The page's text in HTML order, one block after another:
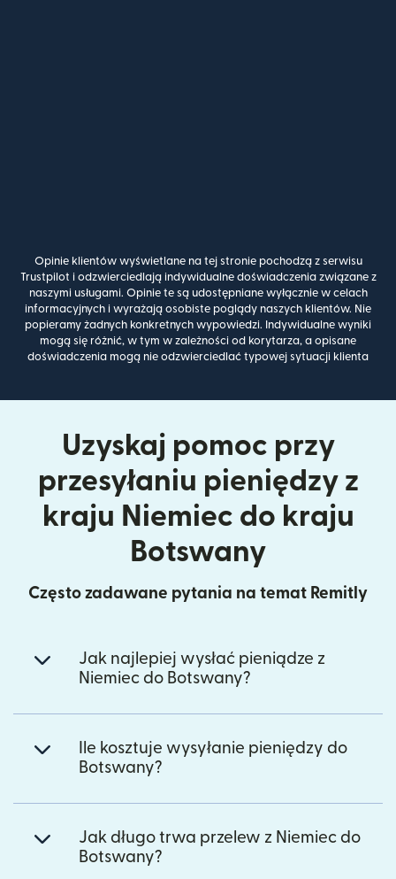
Opinie klientów wyświetlane na tej stronie pochodzą z serwisu
Trustpilot i odzwierciedlają indywidualne doświadczenia związane z
naszymi usługami. Opinie te są udostępniane wyłącznie w celach
informacyjnych i wyrażają osobiste poglądy naszych klientów. Nie
popieramy żadnych konkretnych wypowiedzi. Indywidualne wyniki
mogą się różnić, w tym w zależności od korytarza, a opisane
doświadczenia mogą nie odzwierciedlać typowej sytuacji klienta
Uzyskaj pomoc przy
przesyłaniu pieniędzy z
kraju Niemiec do kraju
Botswany
Często zadawane pytania na temat Remitly
Jak najlepiej wysłać pieniądze z
Niemiec do Botswany?
Ile kosztuje wysyłanie pieniędzy do
Botswany?
Jak długo trwa przelew z Niemiec do
Botswany?